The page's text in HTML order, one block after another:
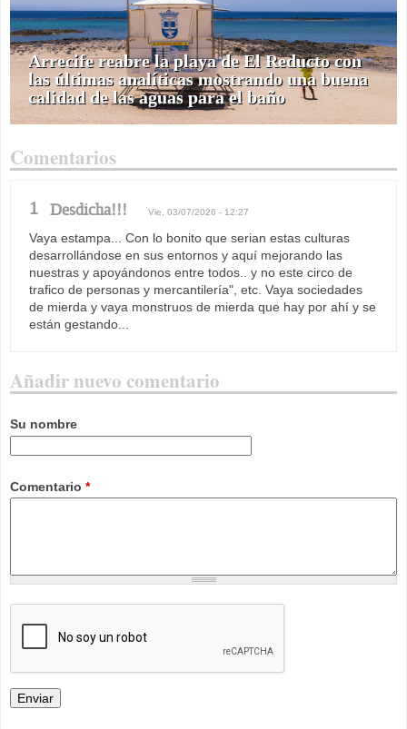
Arrecife reabre la playa de El Reducto con
las últimas analíticas mostrando una buena
calidad de las aguas para el baño
Comentarios
1 Desdicha!!! Vie, 03/07/2026 - 12:27
Vaya estampa... Con lo bonito que serian estas culturas
desarrollándose en sus entornos y aquí mejorando las
nuestras y apoyándonos entre todos.. y no este circo de
trafico de personas y mercantilería", etc. Vaya sociedades
de mierda y vaya monstruos de mierda que hay por ahí y se
están gestando...
Añadir nuevo comentario
Su nombre
Comentario *